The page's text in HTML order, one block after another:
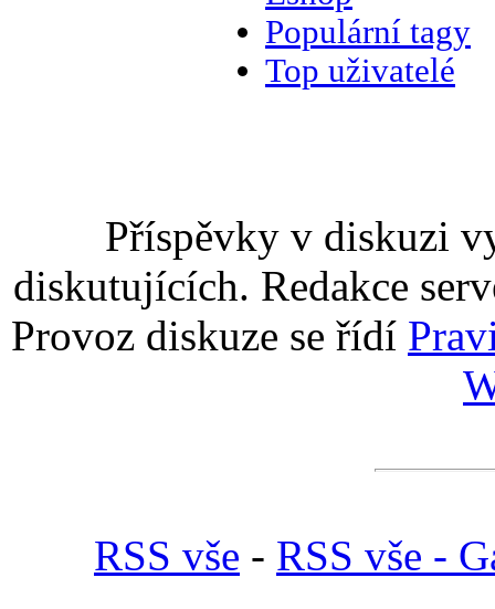
Populární tagy
Top uživatelé
Příspěvky v diskuzi
diskutujících. Redakce
Provoz diskuze se řídí
RSS vše - RSS vše -